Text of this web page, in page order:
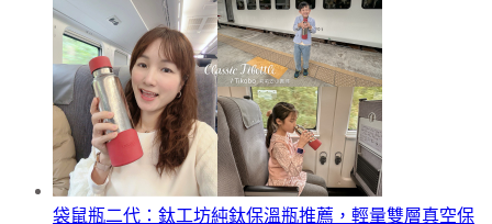
袋鼠瓶二代：鈦工坊純鈦保溫瓶推薦，輕量雙層真空保